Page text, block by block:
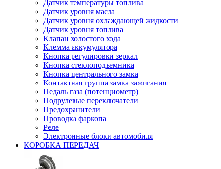
Датчик температуры топлива
Датчик уровня масла
Датчик уровня охлаждающей жидкости
Датчик уровня топлива
Клапан холостого хода
Клемма аккумулятора
Кнопка регулировки зеркал
Кнопка стеклоподъемника
Кнопка центрального замка
Контактная группа замка зажигания
Педаль газа (потенциометр)
Подрулевые переключатели
Предохранители
Проводка фаркопа
Реле
Электронные блоки автомобиля
КОРОБКА ПЕРЕДАЧ